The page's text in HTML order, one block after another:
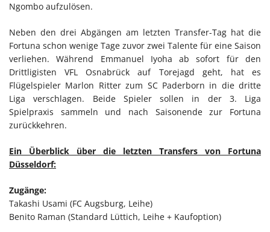
Ngombo aufzulösen.
Neben den drei Abgängen am letzten Transfer-Tag hat die
Fortuna schon wenige Tage zuvor zwei Talente für eine Saison
verliehen. Während Emmanuel Iyoha ab sofort für den
Drittligisten VFL Osnabrück auf Torejagd geht, hat es
Flügelspieler Marlon Ritter zum SC Paderborn in die dritte
Liga verschlagen. Beide Spieler sollen in der 3. Liga
Spielpraxis sammeln und nach Saisonende zur Fortuna
zurückkehren.
Ein Überblick über die letzten Transfers von Fortuna
Düsseldorf:
Zugänge:
Takashi Usami (FC Augsburg, Leihe)
Benito Raman (Standard Lüttich, Leihe + Kaufoption)